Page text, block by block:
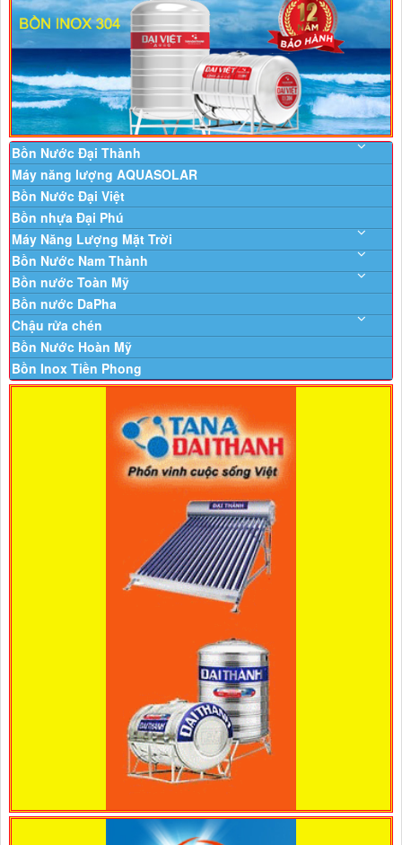
Bồn Nước Đại Thành
Máy năng lượng AQUASOLAR
Bồn Nước Đại Việt
Bồn nhựa Đại Phú
Máy Năng Lượng Mặt Trời
Bồn Nước Nam Thành
Bồn nước Toàn Mỹ
Bồn nước DaPha
Chậu rửa chén
Bồn Nước Hoàn Mỹ
Bồn Inox Tiền Phong